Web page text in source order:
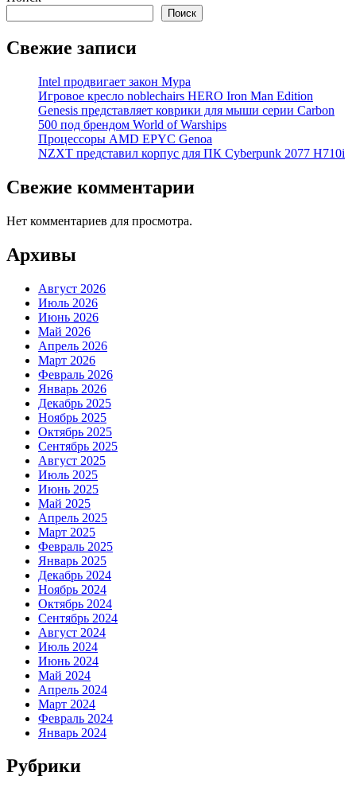
Поиск
Свежие записи
Intel продвигает закон Мура
Игровое кресло noblechairs HERO Iron Man Edition
Genesis представляет коврики для мыши серии Carbon
500 под брендом World of Warships
Процессоры AMD EPYC Genoa
NZXT представил корпус для ПК Cyberpunk 2077 H710i
Свежие комментарии
Нет комментариев для просмотра.
Архивы
Август 2026
Июль 2026
Июнь 2026
Май 2026
Апрель 2026
Март 2026
Февраль 2026
Январь 2026
Декабрь 2025
Ноябрь 2025
Октябрь 2025
Сентябрь 2025
Август 2025
Июль 2025
Июнь 2025
Май 2025
Апрель 2025
Март 2025
Февраль 2025
Январь 2025
Декабрь 2024
Ноябрь 2024
Октябрь 2024
Сентябрь 2024
Август 2024
Июль 2024
Июнь 2024
Май 2024
Апрель 2024
Март 2024
Февраль 2024
Январь 2024
Рубрики